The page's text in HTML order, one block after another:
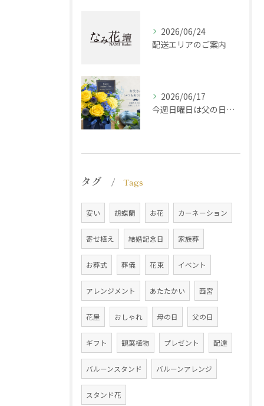
2026/06/24
配送エリアのご案内
2026/06/17
今週日曜日は父の日です！感謝の気持ちをお花に込めて
タグ Tags
安い 胡蝶蘭 お花 カーネーション
寄せ植え 結婚記念日 家族葬
お葬式 葬儀 花束 イベント
アレンジメント あたたかい 西宮
花屋 おしゃれ 母の日 父の日
ギフト 観葉植物 プレゼント 配達
バルーンスタンド バルーンアレンジ
スタンド花